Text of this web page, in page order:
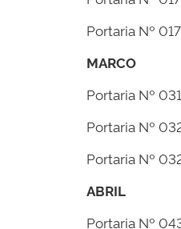
Portaria Nº
MARCO
Portaria Nº
Portaria Nº
Portaria Nº
ABRIL
Portaria Nº